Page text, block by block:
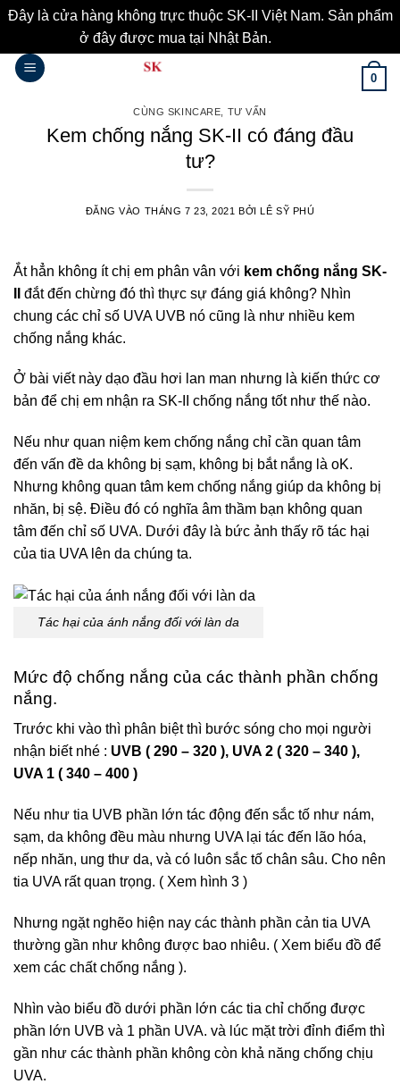
Đây là cửa hàng không trực thuộc SK-II Việt Nam. Sản phẩm
ở đây được mua tại Nhật Bản.
Bỏ
qua
0
CÙNG SKINCARE TƯ VẤN
Kem chống nắng SK-II có đáng đầu
tư?
ĐĂNG VÀO THÁNG 7 23, 2021 BỞILÊ SỸ PHÚ
Ắt hẳn không ít chị em phân vân với kem chống nắng SK-
đắt đến chừng đó thì thực sự đáng giá không? Nhìn
chung các chỉ số UVA UVB nó cũng là như nhiều kem
chống nắng khác.
Ở bài viết này dạo đầu hơi lan man nhưng là kiến thức cơ
bản để chị em nhận ra SK-II chống nắng tốt như thế nào.
Nếu như quan niệm kem chống nắng chỉ cần quan tâm
đến vấn đề da không bị sạm, không bị bắt nắng là oK.
Nhưng không quan tâm kem chống nắng giúp da không bị
nhăn, bị sệ. Điều đó có nghĩa âm thầm bạn không quan
tâm đến chỉ số UVA. Dưới đây là bức ảnh thấy rõ tác hại
của tia UVA lên da chúng ta.
Tác hại của ánh nắng đối với làn da
Mức độ chống nắng của các thành phần chống
nắng.
Trước khi vào thì phân biệt thì bước sóng cho mọi người
nhận biết nhé : UVB ( 290 – 320 ), UVA 2 ( 320 – 340 ),
UVA 1 ( 340 – 400 )
Nếu như tia UVB phần lớn tác động đến sắc tố như nám,
sạm, da không đều màu nhưng UVA lại tác đến lão hóa,
nếp nhăn, ung thư da, và có luôn sắc tố chân sâu. Cho nên
tia UVA rất quan trọng. ( Xem hình 3 )
Nhưng ngặt nghẽo hiện nay các thành phần cản tia UVA
thường gần như không được bao nhiêu. ( Xem biểu đồ để
xem các chất chống nắng ).
Nhìn vào biểu đồ dưới phần lớn các tia chỉ chống được
phần lớn UVB và 1 phần UVA. và lúc mặt trời đỉnh điểm thì
gần như các thành phần không còn khả năng chống chịu
UVA.